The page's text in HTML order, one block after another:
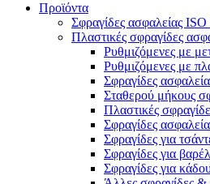
Προϊόντα
Σφραγίδες ασφαλείας
Πλαστικές σφραγίδες
Ρυθμιζόμενες με
Ρυθμιζόμενες με
Σφραγίδες
Σταθερού μήκους
Πλαστικές
Σφραγίδες
Σφραγίδες για
Σφραγίδες για
Σφραγίδες για